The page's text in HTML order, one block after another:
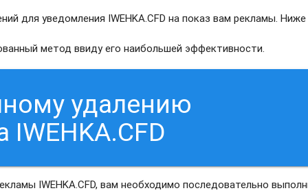
для уведомления IWEHKA.CFD на показ вам рекламы. Ниже
метод ввиду его наибольшей эффективности.
удалению
IWEHKA.CFD, вам необходимо последовательно